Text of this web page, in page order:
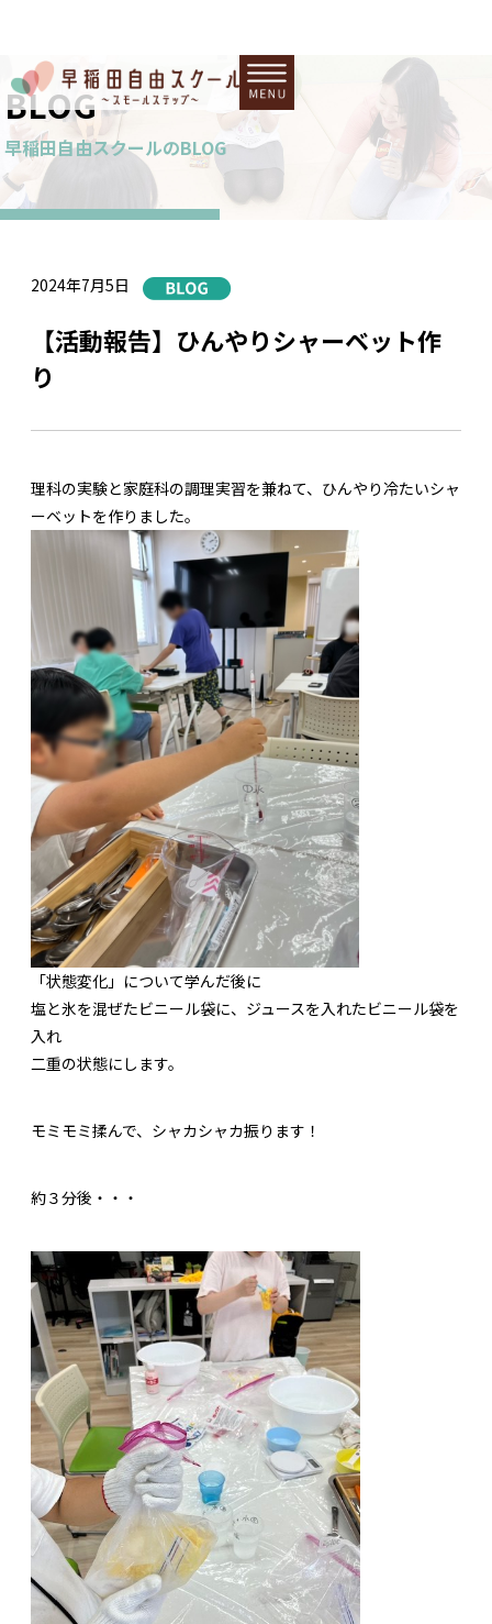
BLOG
早稲田自由スクールのBLOG
2024年7月5日
【活動報告】ひんやりシャーベット作
り
理科の実験と家庭科の調理実習を兼ねて、ひんやり冷たいシャ
ーベットを作りました。
「状態変化」について学んだ後に
塩と氷を混ぜたビニール袋に、ジュースを入れたビニール袋を
入れ
二重の状態にします。
モミモミ揉んで、シャカシャカ振ります！
約３分後・・・